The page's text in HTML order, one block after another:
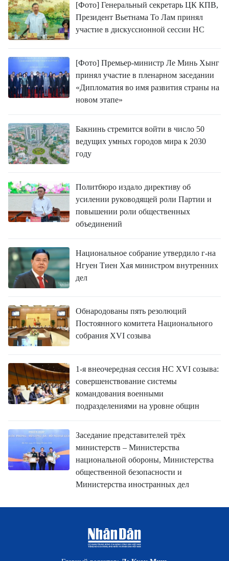
[Фото] Генеральный секретарь ЦК КПВ,
Президент Вьетнама То Лам принял
участие в дискуссионной сессии НС
[Фото] Премьер-министр Ле Минь Хынг
принял участие в пленарном заседании
«Дипломатия во имя развития страны на
новом этапе»
Бакнинь стремится войти в число 50
ведущих умных городов мира к 2030
году
Политбюро издало директиву об
усилении руководящей роли Партии и
повышении роли общественных
объединений
Национальное собрание утвердило г-на
Нгуен Тиен Хая министром внутренних
дел
Обнародованы пять резолюций
Постоянного комитета Национального
собрания XVI созыва
1-я внеочередная сессия НС XVI созыва:
совершенствование системы
командования военными
подразделениями на уровне общин
Заседание представителей трёх
министерств – Министерства
национальной обороны, Министерства
общественной безопасности и
Министерства иностранных дел